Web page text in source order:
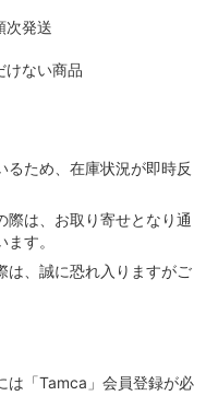
次発送
ない商品
るため、在庫状況が即時反
際は、お取り寄せとなり通
す。
は、誠に恐れ入りますがご
は「Tamca」会員登録が必